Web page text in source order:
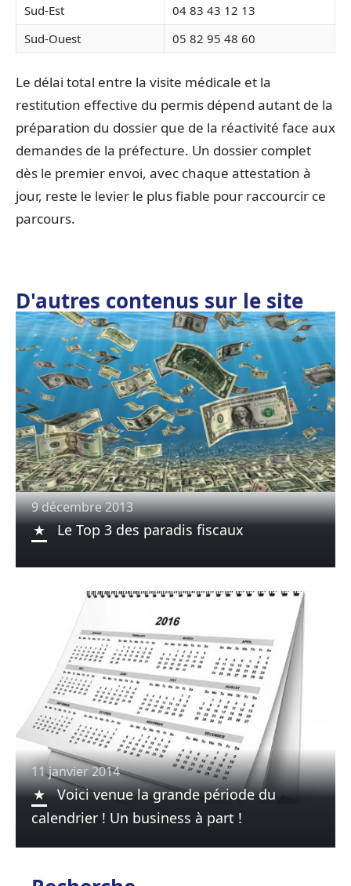
Sud-Est
04 83 43 12 13
Sud-Ouest
05 82 95 48 60
Le délai total entre la visite médicale et la
restitution effective du permis dépend autant de la
préparation du dossier que de la réactivité face aux
demandes de la préfecture. Un dossier complet
dès le premier envoi, avec chaque attestation à
jour, reste le levier le plus fiable pour raccourcir ce
parcours.
D'autres contenus sur le site
9 décembre 2013
Le Top 3 des paradis fiscaux
11 janvier 2014
Voici venue la grande période du
calendrier ! Un business à part !